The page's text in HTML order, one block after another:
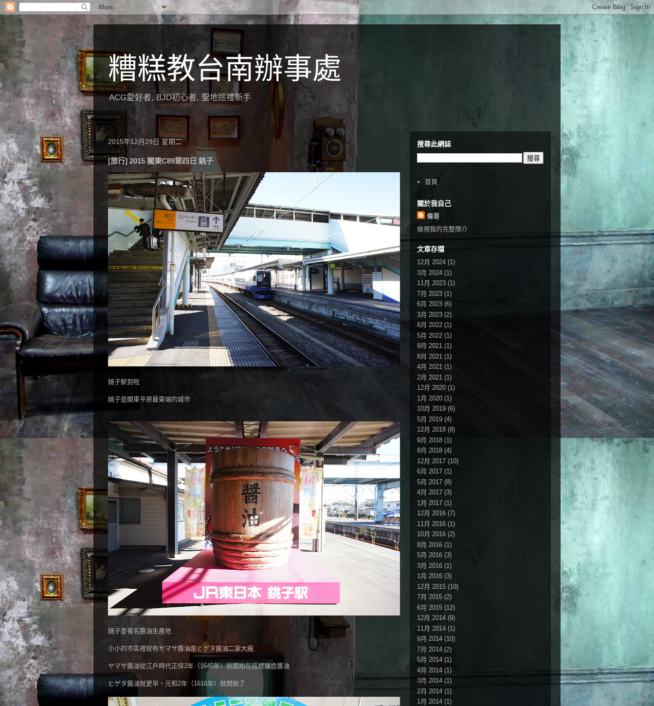
糟糕教台南辦事處
ACG愛好者, BJD初心者, 聖地巡禮新手
2015年12月29日 星期二
[旅行] 2015 關東C89第四日 銚子
銚子駅到啦
銚子是關東平原最東端的城市
銚子是著名醬油生產地
小小的市區裡就有ヤマサ醬油跟ヒゲタ醤油二家大廠
ヤマサ醬油從江戶時代正保2年（1645年）就開始在這裡釀造醬油
ヒゲタ醤油就更早，元和2年（1616年）就開始了
搜尋此網誌
首頁
關於我自己
偉哥
檢視我的完整簡介
文章存檔
12月 2024 (1)
3月 2024 (1)
11月 2023 (1)
7月 2023 (1)
6月 2023 (6)
3月 2023 (2)
8月 2022 (1)
5月 2022 (1)
9月 2021 (1)
8月 2021 (1)
4月 2021 (1)
2月 2021 (1)
12月 2020 (1)
1月 2020 (1)
10月 2019 (6)
5月 2019 (4)
12月 2018 (8)
9月 2018 (1)
8月 2018 (4)
12月 2017 (10)
6月 2017 (1)
5月 2017 (8)
4月 2017 (3)
1月 2017 (1)
12月 2016 (7)
11月 2016 (1)
10月 2016 (2)
8月 2016 (1)
5月 2016 (3)
3月 2016 (1)
1月 2016 (3)
12月 2015 (10)
7月 2015 (2)
6月 2015 (12)
12月 2014 (9)
11月 2014 (1)
9月 2014 (10)
7月 2014 (2)
5月 2014 (1)
4月 2014 (1)
3月 2014 (1)
2月 2014 (1)
1月 2014 (1)